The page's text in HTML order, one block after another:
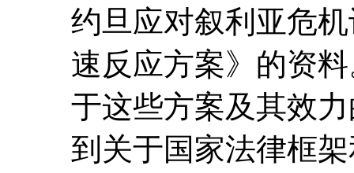
约旦应对叙利亚危
速反应方案》的资
于这些方案及其效
到关于国家法律框